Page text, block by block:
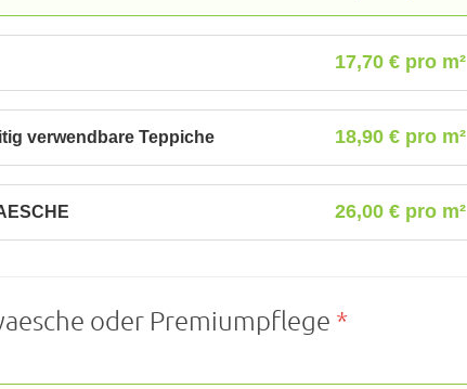
17,70 € pro m²
verwendbare Teppiche 18,90 € pro m²
26,00 € pro m²
oder Premiumpflege *